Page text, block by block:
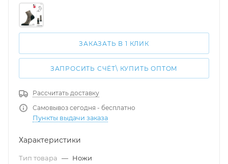
ЗАКАЗАТЬ В 1 КЛИК
ЗАПРОСИТЬ СЧЁТ\ КУПИТЬ ОПТОМ
Рассчитать доставку
Самовывоз сегодня - бесплатно
Пункты выдачи заказа
Характеристики
Тип товара — Ножи